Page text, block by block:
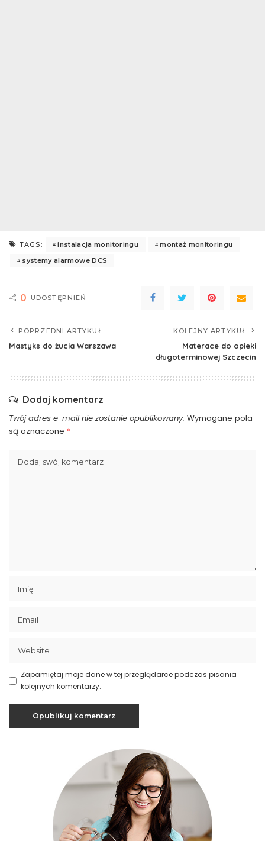
TAGS: instalacja monitoringu
montaż monitoringu
systemy alarmowe DCS
0 UDOSTĘPNIEŃ
POPRZEDNI ARTYKUŁ
Mastyks do żucia Warszawa
KOLEJNY ARTYKUŁ
Materace do opieki
długoterminowej Szczecin
Dodaj komentarz
Twój adres e-mail nie zostanie opublikowany. Wymagane pola
są oznaczone *
Zapamiętaj moje dane w tej przeglądarce podczas pisania
kolejnych komentarzy.